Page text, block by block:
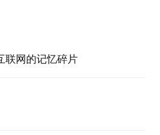
联网的记忆碎片